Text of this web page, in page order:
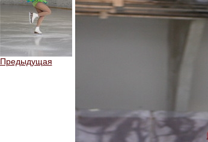
Предыдущая